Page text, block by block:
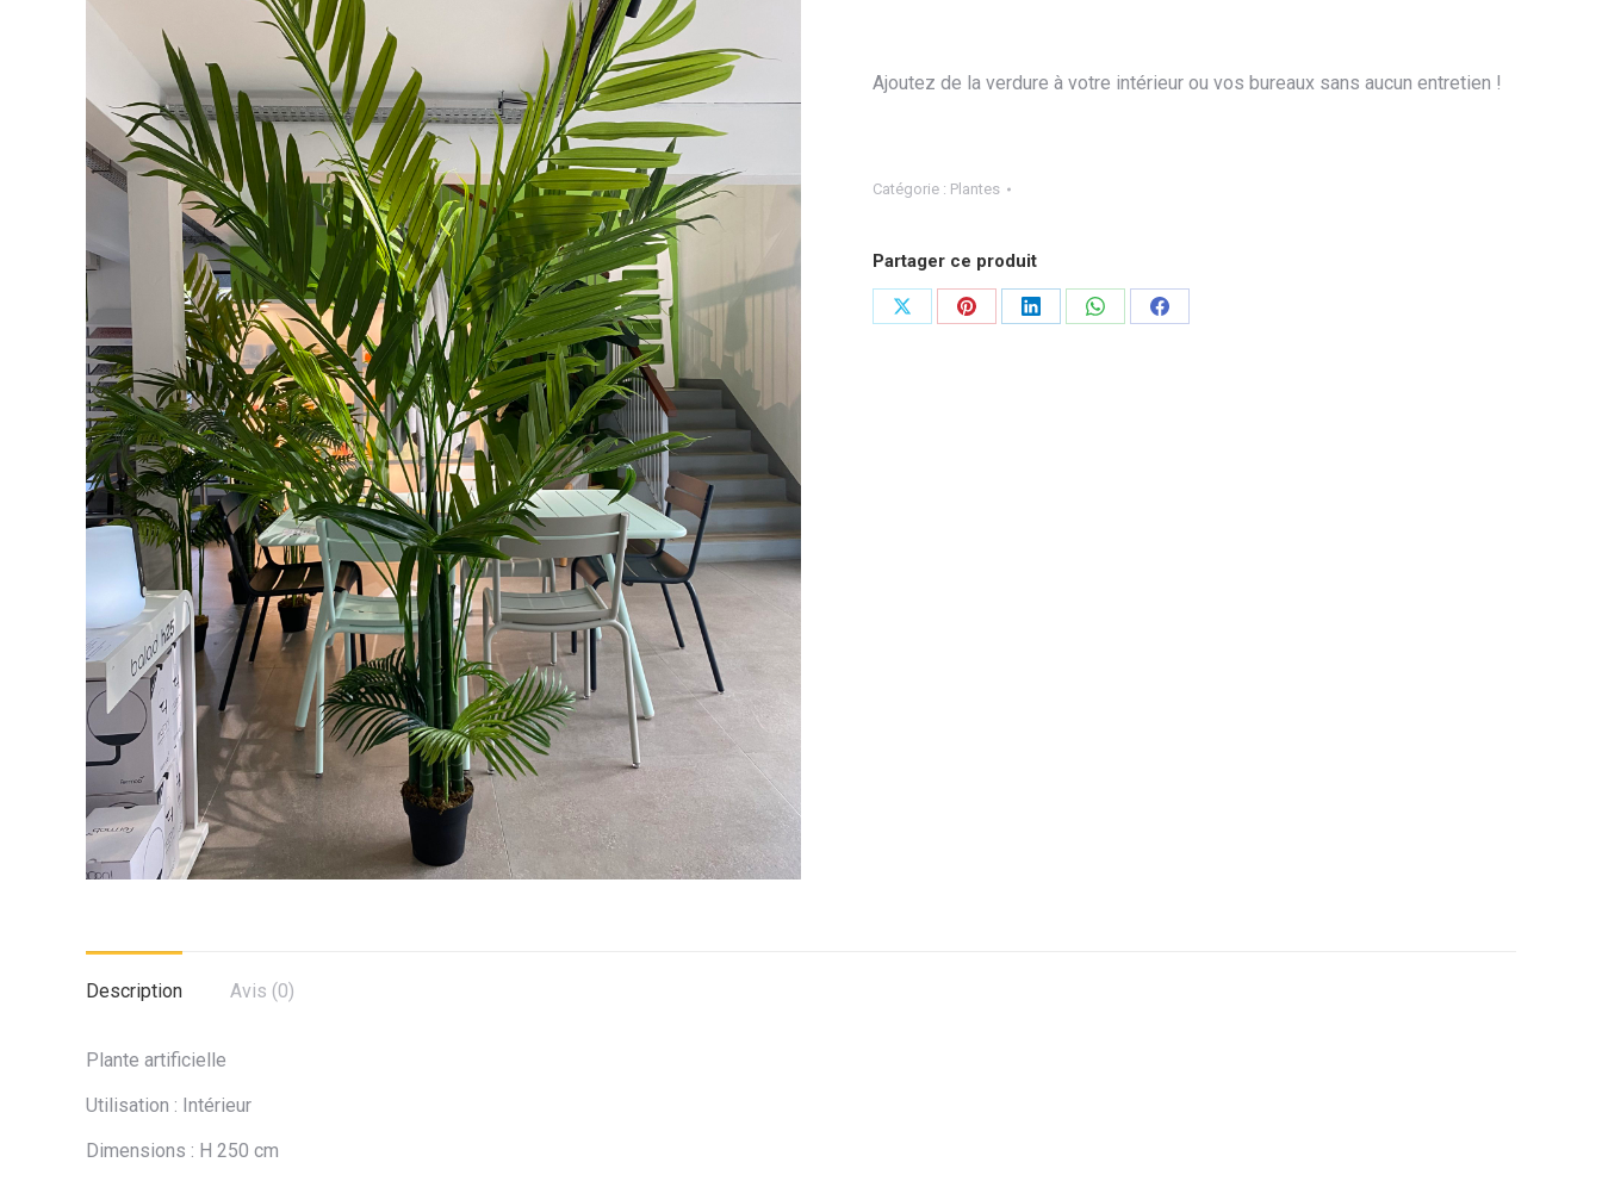
Ajoutez de la verdure à votre intérieur ou vos bureaux sans aucun entretien !
Catégorie : Plantes
Partager ce produit
PartagerPartagerPartagerPartagerPartager
Description Avis (0)
Plante artificielle
Utilisation : Intérieur
Dimensions : H 250 cm